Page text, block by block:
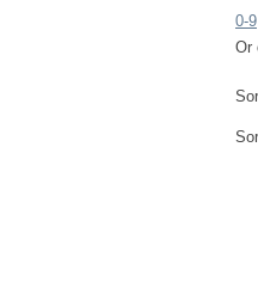
0-9
Or